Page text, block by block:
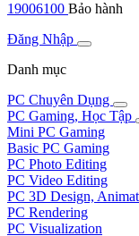
19006100 Bảo hành
Đăng Nhập
Danh mục
PC Chuyên Dụng
PC Gaming, Học Tập
Mini PC Gaming
Basic PC Gaming
PC Photo Editing
PC Video Editing
PC 3D Design,
PC Rendering
PC Visualization